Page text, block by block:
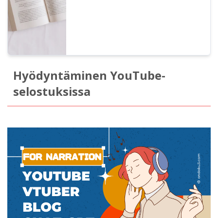
Hyödyntäminen YouTube-
selostuksissa